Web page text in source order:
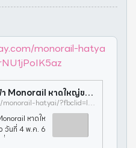
monorail-hatya
คาดการแผนโครงการรถไฟฟ้า Monorail หาดใหญ่ของอบจ.สงขลา ผ่าน EIA แล้ว - HATYAITODAY
https://www.hatyaitoday.com/monorail-hatyai/?fbclid=IwAR1okQL2irNU1jPoIK5az
หาดให
วันที่ 4 พ.ค. 6
ยว (Monorai